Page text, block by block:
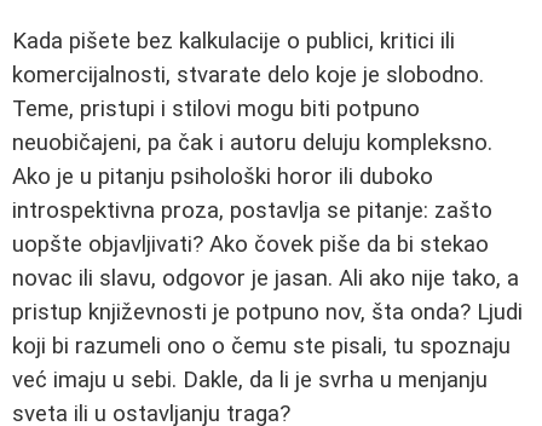
Kada pišete bez kalkulacije o publici, kritici ili
komercijalnosti, stvarate delo koje je slobodno.
Teme, pristupi i stilovi mogu biti potpuno
neuobičajeni, pa čak i autoru deluju kompleksno.
Ako je u pitanju psihološki horor ili duboko
introspektivna proza, postavlja se pitanje: zašto
uopšte objavljivati? Ako čovek piše da bi stekao
novac ili slavu, odgovor je jasan. Ali ako nije tako, a
pristup književnosti je potpuno nov, šta onda? Ljudi
koji bi razumeli ono o čemu ste pisali, tu spoznaju
već imaju u sebi. Dakle, da li je svrha u menjanju
sveta ili u ostavljanju traga?